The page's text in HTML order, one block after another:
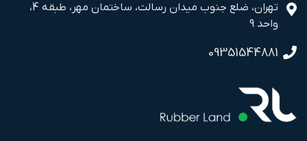
تهران، ضلع جنوب میدان رسالت، ساختمان مهر، طبقه 4،
واحد 9
09351544881